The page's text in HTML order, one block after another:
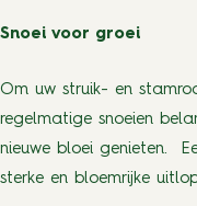
Snoei voor groei
Om uw struik- en
regelmatige snoeien
nieuwe bloei genieten.
sterke en bloemrijke